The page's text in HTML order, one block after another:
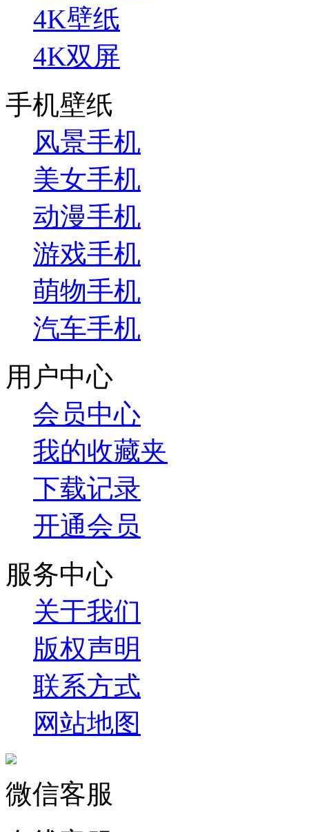
4K壁纸
4K双屏
手机壁纸
风景手机
美女手机
动漫手机
游戏手机
萌物手机
汽车手机
用户中心
会员中心
我的收藏夹
下载记录
开通会员
服务中心
关于我们
版权声明
联系方式
网站地图
微信客服